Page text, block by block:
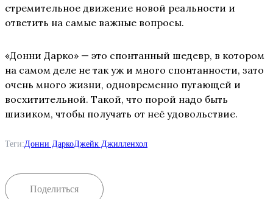
стремительное движение новой реальности и
ответить на самые важные вопросы.
«Донни Дарко» — это спонтанный шедевр, в котором
на самом деле не так уж и много спонтанности, зато
очень много жизни, одновременно пугающей и
восхитительной. Такой, что порой надо быть
шизиком, чтобы получать от неё удовольствие.
Теги:Донни ДаркоДжейк Джилленхол
Поделиться